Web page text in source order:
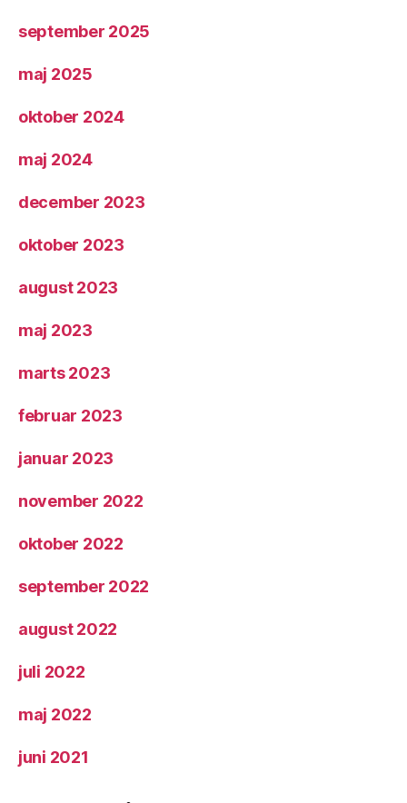
september 2025
maj 2025
oktober 2024
maj 2024
december 2023
oktober 2023
august 2023
maj 2023
marts 2023
februar 2023
januar 2023
november 2022
oktober 2022
september 2022
august 2022
juli 2022
maj 2022
juni 2021